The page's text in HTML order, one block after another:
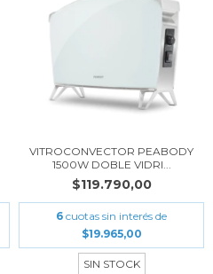
VITROCONVECTOR PEABODY
1500W DOBLE VIDRI...
$119.790,00
6 cuotas sin interés de
$19.965,00
SIN STOCK